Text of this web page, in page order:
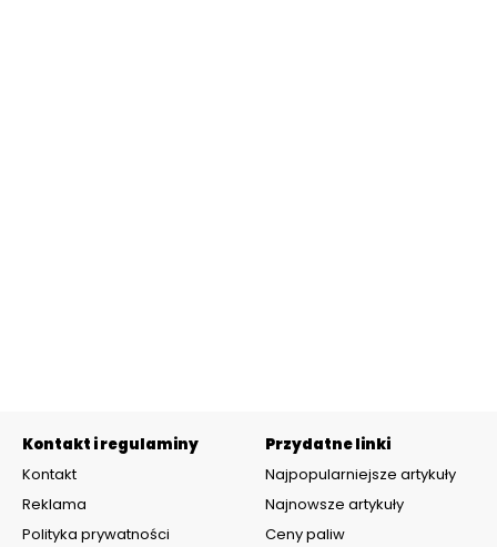
Kontakt i regulaminy
Kontakt
Reklama
Polityka prywatności
Przydatne linki
Najpopularniejsze artykuły
Najnowsze artykuły
Ceny paliw